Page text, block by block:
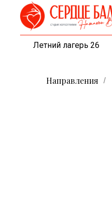
Летний лагерь 26
Направления /